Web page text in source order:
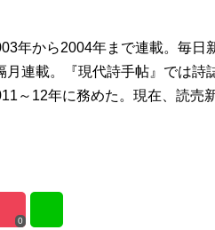
年から2004年まで連載。毎
月連載。『現代詩手帖』では詩
～12年に務めた。現在、読売
0